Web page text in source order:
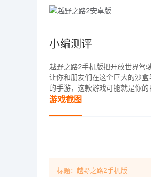
小编测评
越野之路2手机版把开放世界驾
让你和朋友们在这个巨大的沙
的手游，这款游戏可能就是你
游戏截图
标题：越野之路2手机版